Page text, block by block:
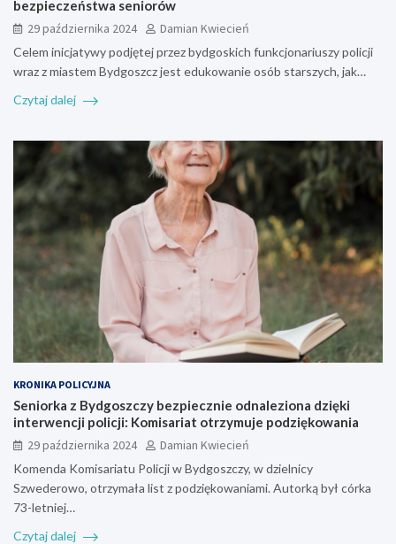
bezpieczeństwa seniorów
29 października 2024
Damian Kwiecień
Celem inicjatywy podjętej przez bydgoskich funkcjonariuszy policji
wraz z miastem Bydgoszcz jest edukowanie osób starszych, jak…
Czytaj dalej
KRONIKA POLICYJNA
Seniorka z Bydgoszczy bezpiecznie odnaleziona dzięki
interwencji policji: Komisariat otrzymuje podziękowania
29 października 2024
Damian Kwiecień
Komenda Komisariatu Policji w Bydgoszczy, w dzielnicy
Szwederowo, otrzymała list z podziękowaniami. Autorką był córka
73-letniej…
Czytaj dalej